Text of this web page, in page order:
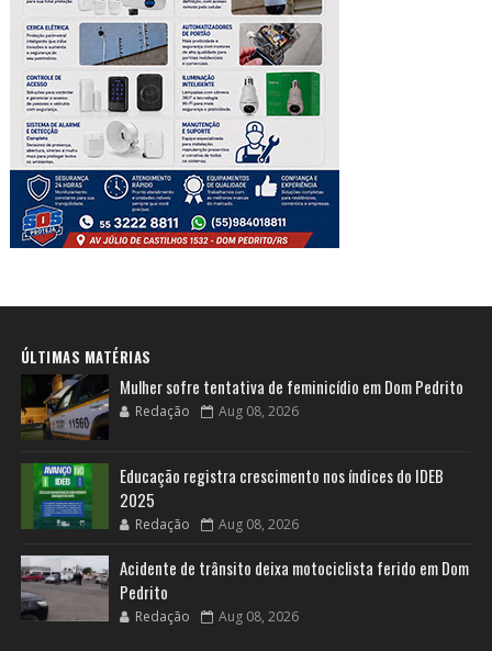
ÚLTIMAS MATÉRIAS
Mulher sofre tentativa de feminicídio em Dom Pedrito
Redação Aug 08, 2026
Educação registra crescimento nos índices do IDEB
2025
Redação Aug 08, 2026
Acidente de trânsito deixa motociclista ferido em Dom
Pedrito
Redação Aug 08, 2026